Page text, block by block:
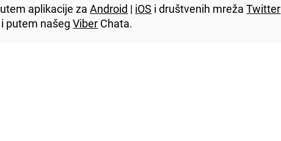
aplikacije zaAndroid | iOS i društvenih mrežaTwitter
i putem našegViber Chata.